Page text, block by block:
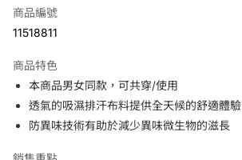
LINE Pay
悠遊付
運送方式
商品編號
11518811
商品特色
本商品男女同款，可共穿/使用
透氣的吸濕排汗布料提供全天候的舒適體驗
防異味技術有助於減少異味微生物的滋長